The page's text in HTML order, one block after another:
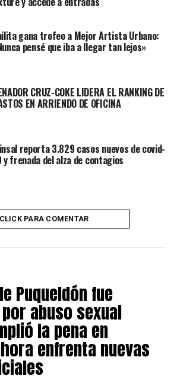
gana trofeo a Mejor Artista Urbano:
pensé que iba a llegar tan lejos»
CRUZ-COKE LIDERA EL RANKING DE
EN ARRIENDO DE OFICINA
reporta 3.829 casos nuevos de covid-
y frenada del alza de contagios
CLICK PARA COMENTAR
Puqueldón fue
abuso sexual
la pena en
enfrenta nuevas